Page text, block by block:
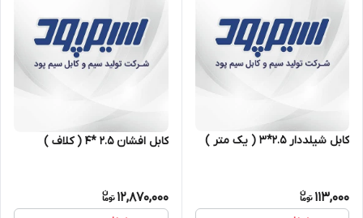
کابل شیلددار ۲.۵*۳ ( یک متر )
113,000
کابل افشان ۲.۵ *۴ ( کلاف )
12,870,000